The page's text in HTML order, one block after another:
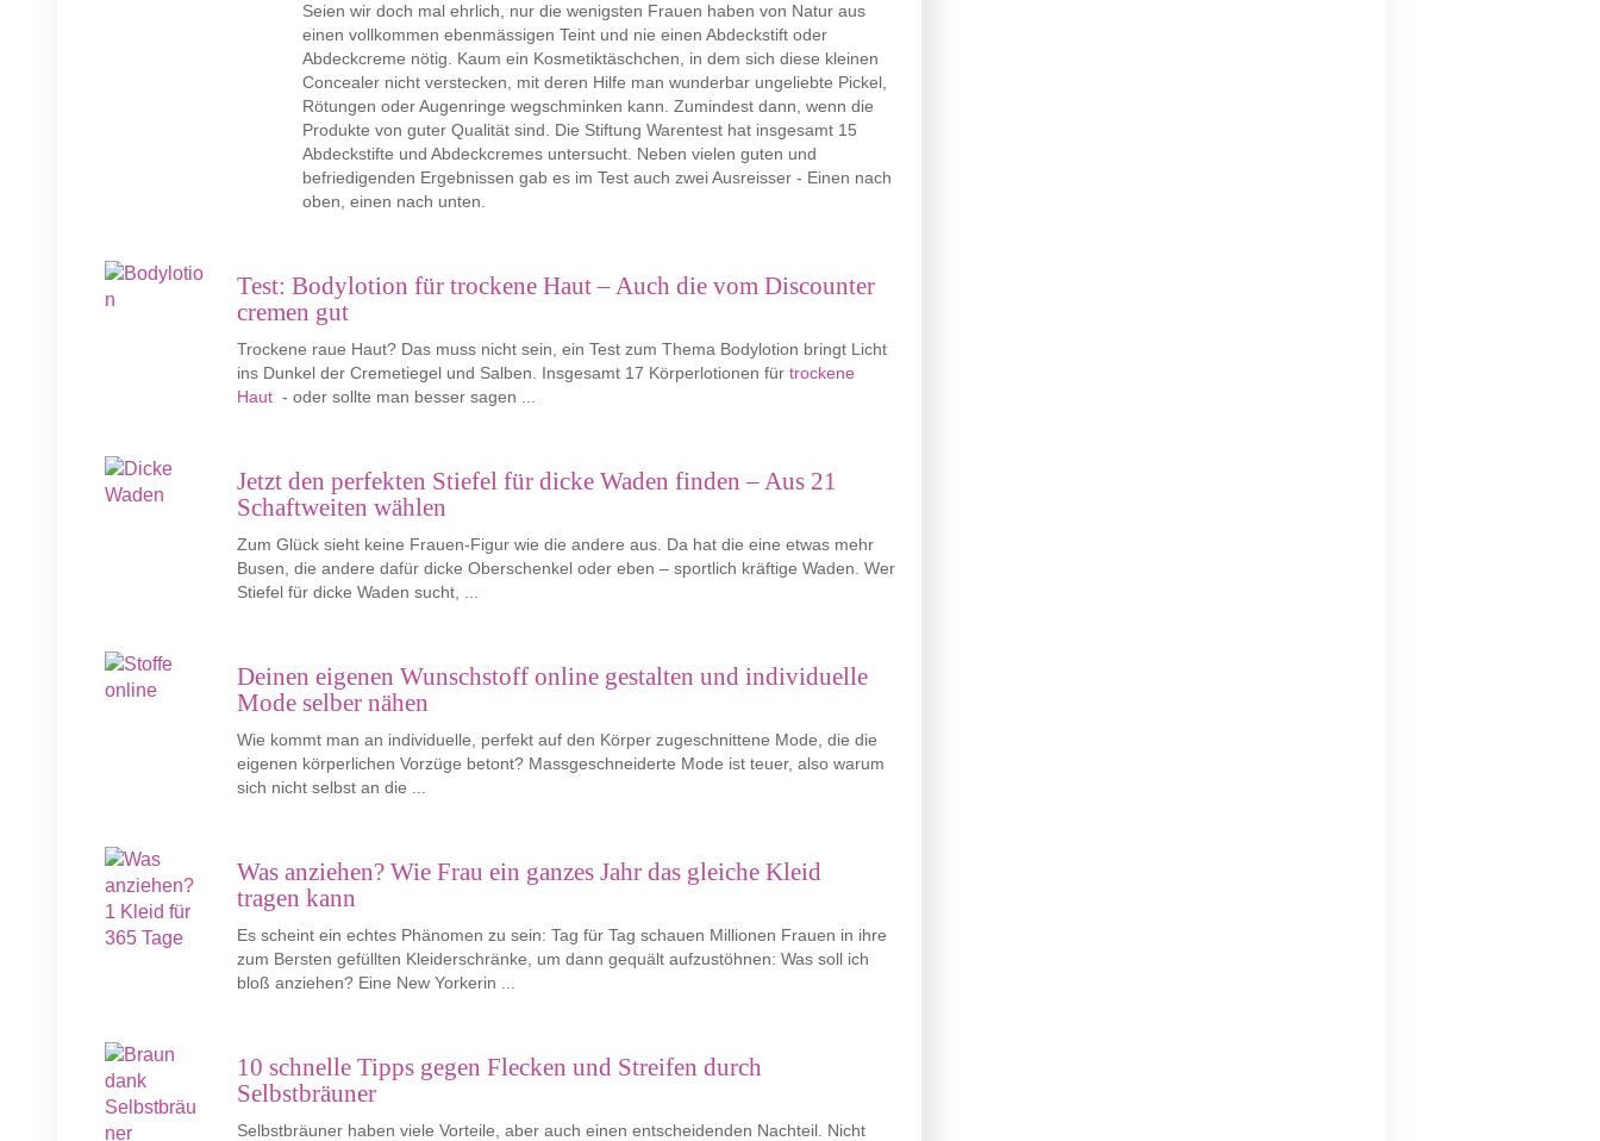
Seien wir doch mal ehrlich, nur die wenigsten Frauen haben von Natur aus
einen vollkommen ebenmässigen Teint und nie einen Abdeckstift oder
Abdeckcreme nötig. Kaum ein Kosmetiktäschchen, in dem sich diese kleinen
Concealer nicht verstecken, mit deren Hilfe man wunderbar ungeliebte Pickel,
Rötungen oder Augenringe wegschminken kann. Zumindest dann, wenn die
Produkte von guter Qualität sind. Die Stiftung Warentest hat insgesamt 15
Abdeckstifte und Abdeckcremes untersucht. Neben vielen guten und
befriedigenden Ergebnissen gab es im Test auch zwei Ausreisser - Einen nach
oben, einen nach unten.
Test: Bodylotion für trockene Haut – Auch die vom Discounter
cremen gut
Trockene raue Haut? Das muss nicht sein, ein Test zum Thema Bodylotion bringt Licht
ins Dunkel der Cremetiegel und Salben. Insgesamt 17 Körperlotionen fürtrockene
Haut - oder sollte man besser sagen ...
Jetzt den perfekten Stiefel für dicke Waden finden – Aus 21
Schaftweiten wählen
Zum Glück sieht keine Frauen-Figur wie die andere aus. Da hat die eine etwas mehr
Busen, die andere dafür dicke Oberschenkel oder eben – sportlich kräftige Waden. Wer
Stiefel für dicke Waden sucht, ...
Deinen eigenen Wunschstoff online gestalten und individuelle
Mode selber nähen
Wie kommt man an individuelle, perfekt auf den Körper zugeschnittene Mode, die die
eigenen körperlichen Vorzüge betont? Massgeschneiderte Mode ist teuer, also warum
sich nicht selbst an die ...
Was anziehen? Wie Frau ein ganzes Jahr das gleiche Kleid
tragen kann
Es scheint ein echtes Phänomen zu sein: Tag für Tag schauen Millionen Frauen in ihre
zum Bersten gefüllten Kleiderschränke, um dann gequält aufzustöhnen: Was soll ich
bloß anziehen? Eine New Yorkerin ...
10 schnelle Tipps gegen Flecken und Streifen durch
Selbstbräuner
Selbstbräuner haben viele Vorteile, aber auch einen entscheidenden Nachteil. Nicht